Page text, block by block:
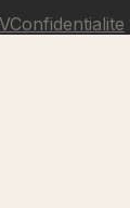
Confidentialite